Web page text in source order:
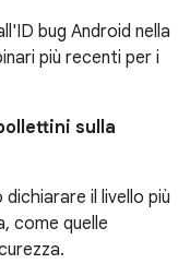
bug Android nella
più recenti per i
sulla
il livello più
come quelle